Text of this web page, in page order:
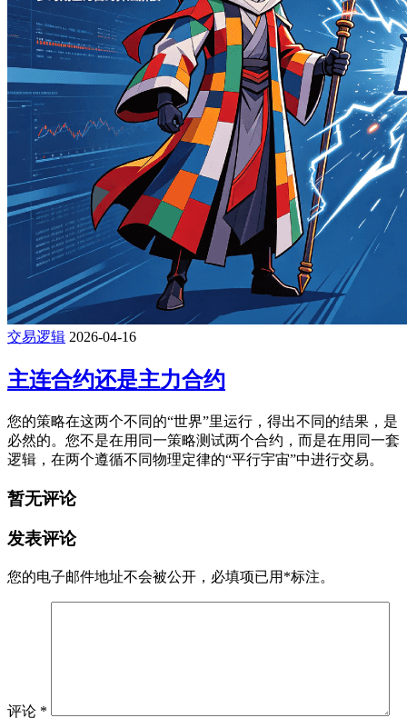
交易逻辑 2026-04-16
主连合约还是主力合约
您的策略在这两个不同的“世界”里运行，得出不同的结果，是
必然的。您不是在用同一策略测试两个合约，而是在用同一套
逻辑，在两个遵循不同物理定律的“平行宇宙”中进行交易。
暂无评论
发表评论
您的电子邮件地址不会被公开， 必填项已用 *标注。
评论 *